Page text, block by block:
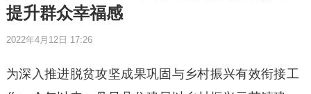
提升群众幸福感
2022年4月12日 17:26
为深入推进脱贫攻坚成果巩固与乡村振兴有效衔接工